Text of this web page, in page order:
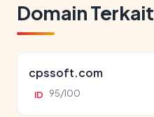
Domain Terkait
cpssoft.com
ID 95/100